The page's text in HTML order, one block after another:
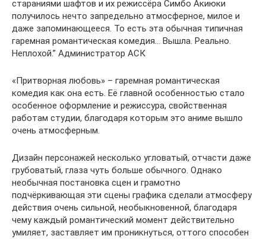
стараниями шафтов и их режиссёра Симбо Акиюки
получилось нечто запредельно атмосферное, милое и
даже запоминающееся. То есть эта обычная типичная
гаремная романтическая комедия… Вышла. Реально.
Неплохой.” Администратор АСК
«Притворная любовь» – гаремная романтическая
комедия как она есть. Её главной особенностью стало
особенное оформление и режиссура, свойственная
работам студии, благодаря которым это аниме вышло
очень атмосферным.
Дизайн персонажей несколько угловатый, отчасти даже
грубоватый, глаза чуть больше обычного. Однако
необычная постановка сцен и грамотно
подчёркивающая эти сцены графика сделали атмосферу
действия очень сильной, необыкновенной, благодаря
чему каждый романтический момент действительно
умиляет, заставляет им проникнуться, оттого способен